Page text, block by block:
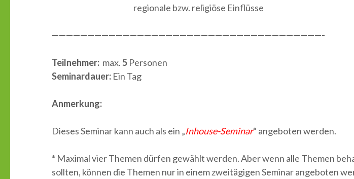
regionale bzw. religiöse Einflüsse
——————————————————————————————————————-
Teilnehmer: max.5 Personen
Seminardauer: Ein Tag
Anmerkung:
Dieses Seminar kann auch als ein „Inhouse-Seminar“ angeboten werden.
* Maximal vier Themen dürfen gewählt werden. Aber wenn alle Themen
sollten, können die Themen nur in einem zweitägigen Seminar angeboten